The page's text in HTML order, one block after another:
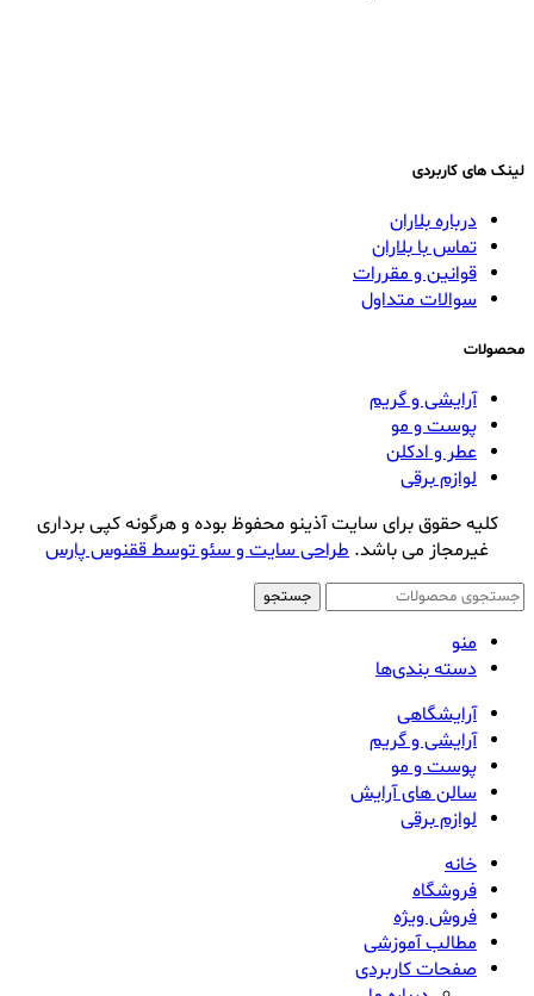
لینک های کاربردی
درباره بلاران
تماس با بلاران
قوانین و مقررات
سوالات متداول
محصولات
آرایشی و گریم
پوست و مو
عطر و ادکلن
لوازم برقی
کلیه حقوق برای سایت آذینو محفوظ بوده و هرگونه کپی برداری
غیرمجاز می باشد. طراحی سایت و سئو توسط ققنوس پارس
جستجو
منو
دسته بندی‌ها
آرایشگاهی
آرایشی و گریم
پوست و مو
سالن های آرایش
لوازم برقی
خانه
فروشگاه
فروش ویژه
مطالب آموزشی
صفحات کاربردی